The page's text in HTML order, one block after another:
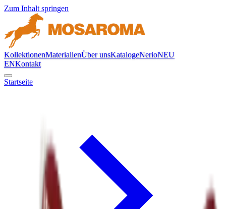
Zum Inhalt springen
KollektionenMaterialienÜber unsKatalogeNerioNEU
ENKontakt
Startseite